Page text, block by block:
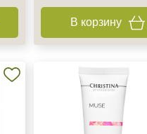
В корзину